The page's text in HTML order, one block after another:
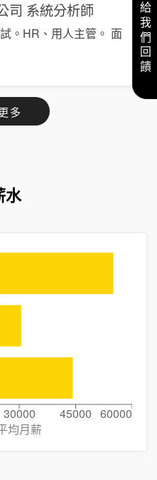
司 系統分析師
。HR、用人主管。 面
多
水
30000 45000 60000
均月薪
給我們回饋